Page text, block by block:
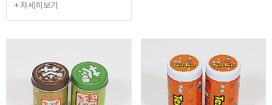
+ 자세히보기